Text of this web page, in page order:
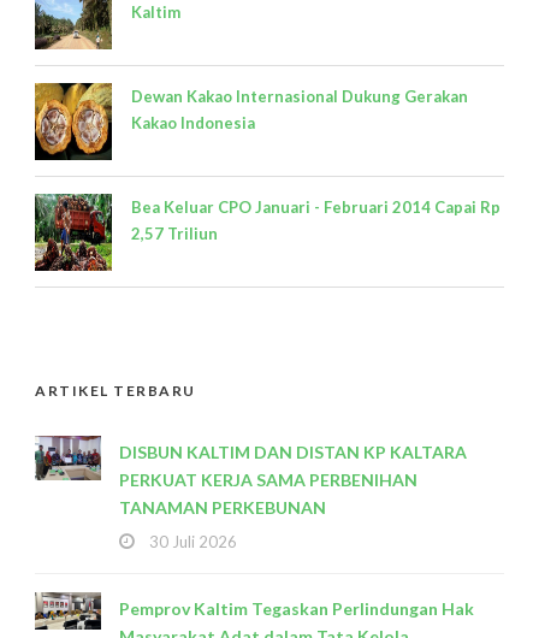
Kaltim
Dewan Kakao Internasional Dukung Gerakan
Kakao Indonesia
Bea Keluar CPO Januari - Februari 2014 Capai Rp
2,57 Triliun
ARTIKEL TERBARU
DISBUN KALTIM DAN DISTAN KP KALTARA
PERKUAT KERJA SAMA PERBENIHAN
TANAMAN PERKEBUNAN
30 Juli 2026
Pemprov Kaltim Tegaskan Perlindungan Hak